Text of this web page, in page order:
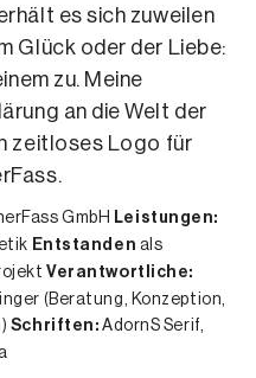
es sich zuweilen
Glück oder der Liebe:
zu. Meine
an die Welt der
zeitloses Logo für
GmbH Leistungen:
Entstanden als
Verantwortliche:
(Beratung, Konzeption,
Schriften:AdornS Serif,